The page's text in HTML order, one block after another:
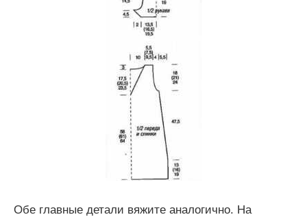
Обе главные детали вяжите аналогично. На